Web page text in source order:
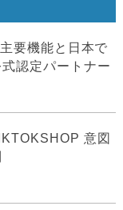
要機能と日本で
認定パートナー
意図